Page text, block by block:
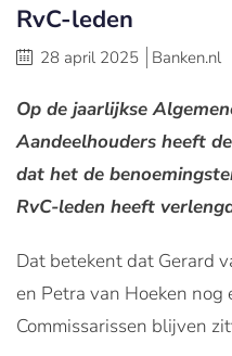
RvC-leden
28 april 2025 Banken.nl
Op de jaarlijkse
Aandeelhouders heeft
dat het de
RvC-leden heeft
Dat betekent dat Gerard
en Petra van Hoeken nog
Commissarissen blijven